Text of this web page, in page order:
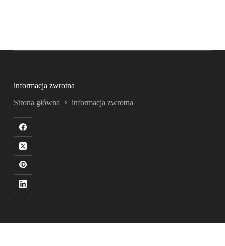
informacja zwrotna
Strona główna informacja zwrotna